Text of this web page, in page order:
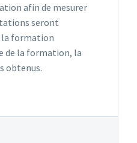
afin de mesurer
seront
la formation
la formation, la
obtenus.